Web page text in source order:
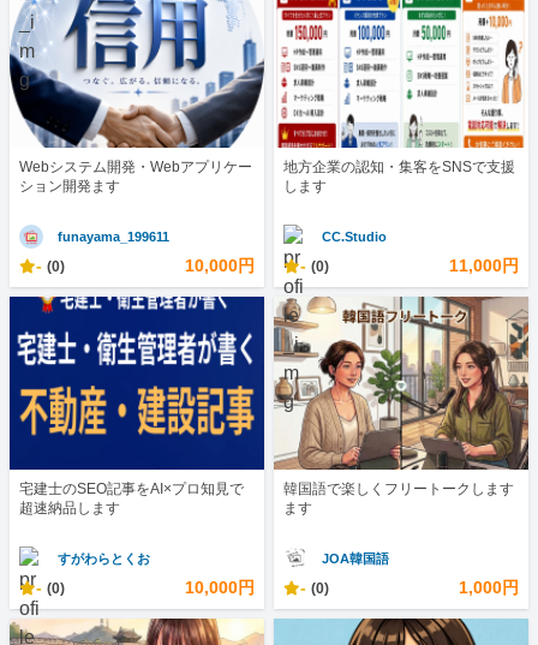
Webシステム開発・Webアプリケー
ション開発ます
funayama_199611
- (0) 10,000円
地方企業の認知・集客をSNSで支援
します
CC.Studio
- (0) 11,000円
宅建士のSEO記事をAI×プロ知見で
超速納品します
すがわらとくお
- (0) 10,000円
韓国語で楽しくフリートークします
ます
JOA韓国語
- (0) 1,000円